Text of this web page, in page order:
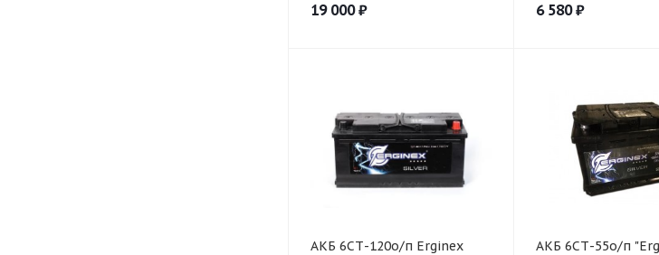
19 000₽ 6 580₽
АКБ 6СТ-120о/п Erginex
АКБ 6СТ-55о/п "Erginex"